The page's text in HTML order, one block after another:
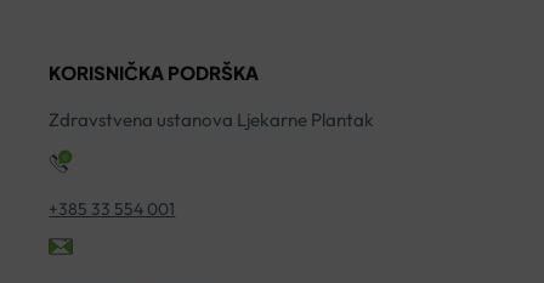
KAPSULE
A30
KORISNIČKA PODRŠKA
Zdravstvena ustanova Ljekarne Plantak
+385 33 554 001